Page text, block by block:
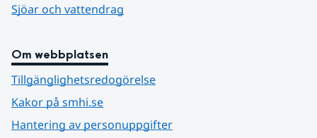
Sjöar och vattendrag
Om webbplatsen
Tillgänglighetsredogörelse
Kakor på smhi.se
Hantering av personuppgifter